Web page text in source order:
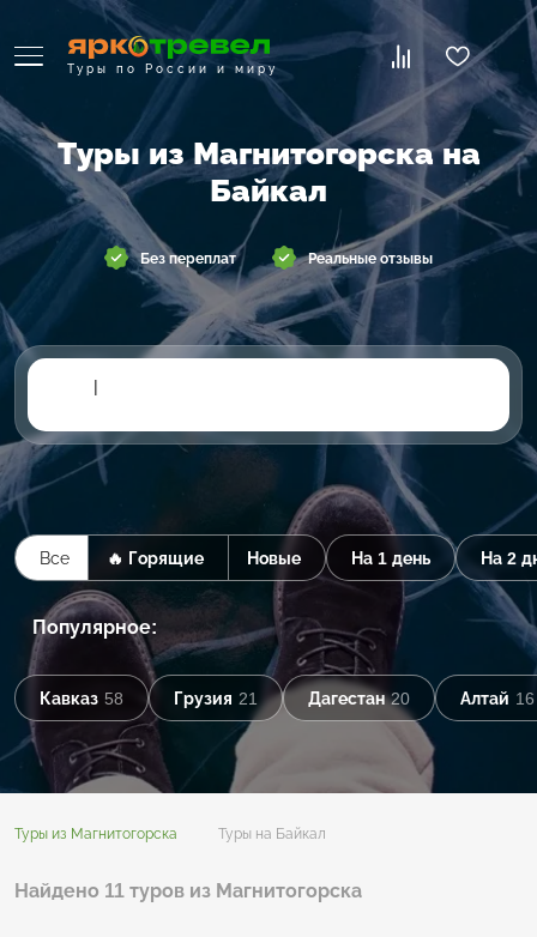
Туры по России и миру
Туры из Магнитогорска на
Байкал
Без переплат Реальные отзывы
|
Все 🔥 Горящие Новые На 1 день На 2
Популярное:
Кавказ 58 Грузия 21 Дагестан 20 Алтай 16
Туры из Магнитогорска Туры на Байкал
Найдено 11 туров из Магнитогорска